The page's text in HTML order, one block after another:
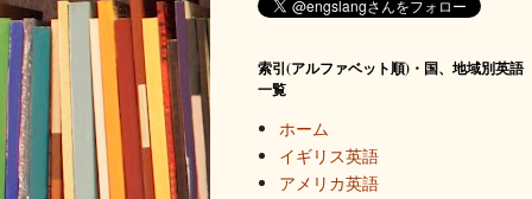
索引(アルファベット順)・国、地域別英語
一覧
ホーム
イギリス英語
アメリカ英語